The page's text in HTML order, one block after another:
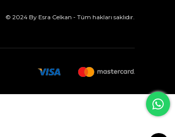
© 2024 By Esra Celkan - Tüm hakları saklıdır.